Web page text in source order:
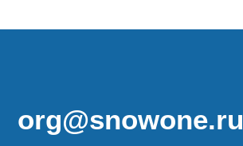
org@snowone.ru